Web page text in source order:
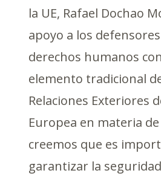
la UE, Rafael Dochao
apoyo a los
derechos humanos
elemento tradicional
Relaciones Exteriores
Europea en materia de
creemos que es
garantizar la